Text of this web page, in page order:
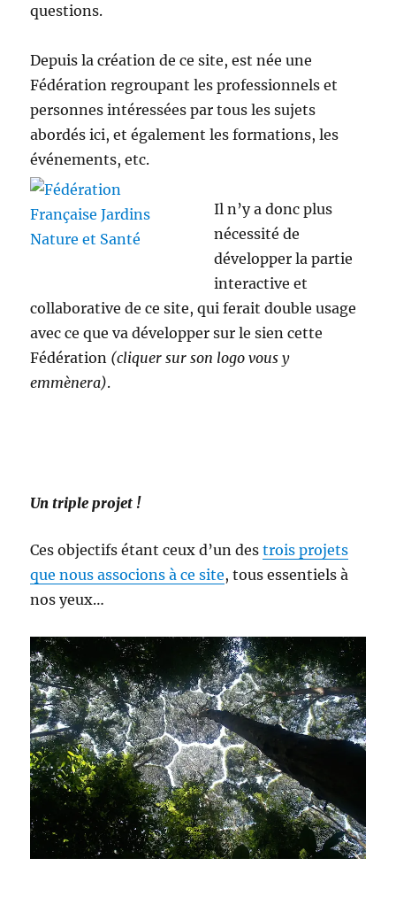
questions.
Depuis la création de ce site, est née une
Fédération regroupant les professionnels et
personnes intéressées par tous les sujets
abordés ici, et également les formations, les
événements, etc.
Il n’y a donc plus
nécessité de
développer la partie
interactive et
collaborative de ce site, qui ferait double usage
avec ce que va développer sur le sien cette
Fédération (cliquer sur son logo vous y
emmènera).
Un triple projet !
Ces objectifs étant ceux d’un destrois projets
que nous associons à ce site, tous essentiels à
nos yeux…